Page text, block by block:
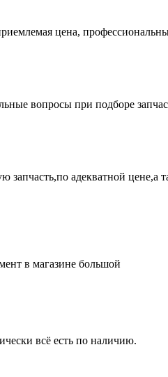
цена,
вопросы при подборе
адекватной цене,а
в магазине большой
всё есть по наличию.